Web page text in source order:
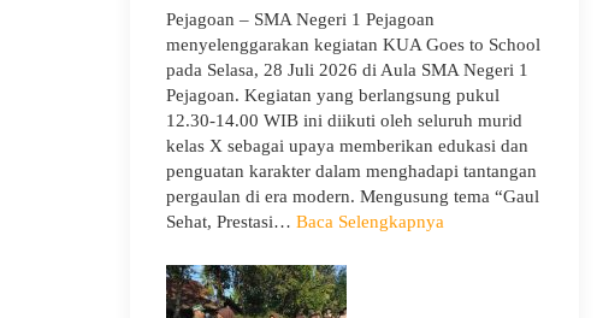
Pejagoan – SMA Negeri 1 Pejagoan
menyelenggarakan kegiatan KUA Goes to School
pada Selasa, 28 Juli 2026 di Aula SMA Negeri 1
Pejagoan. Kegiatan yang berlangsung pukul
12.30-14.00 WIB ini diikuti oleh seluruh murid
kelas X sebagai upaya memberikan edukasi dan
penguatan karakter dalam menghadapi tantangan
pergaulan di era modern. Mengusung tema “Gaul
Sehat, Prestasi… Baca Selengkapnya: